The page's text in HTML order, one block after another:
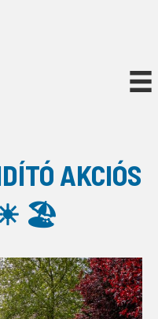
AKCIÓS
☀ 🏖